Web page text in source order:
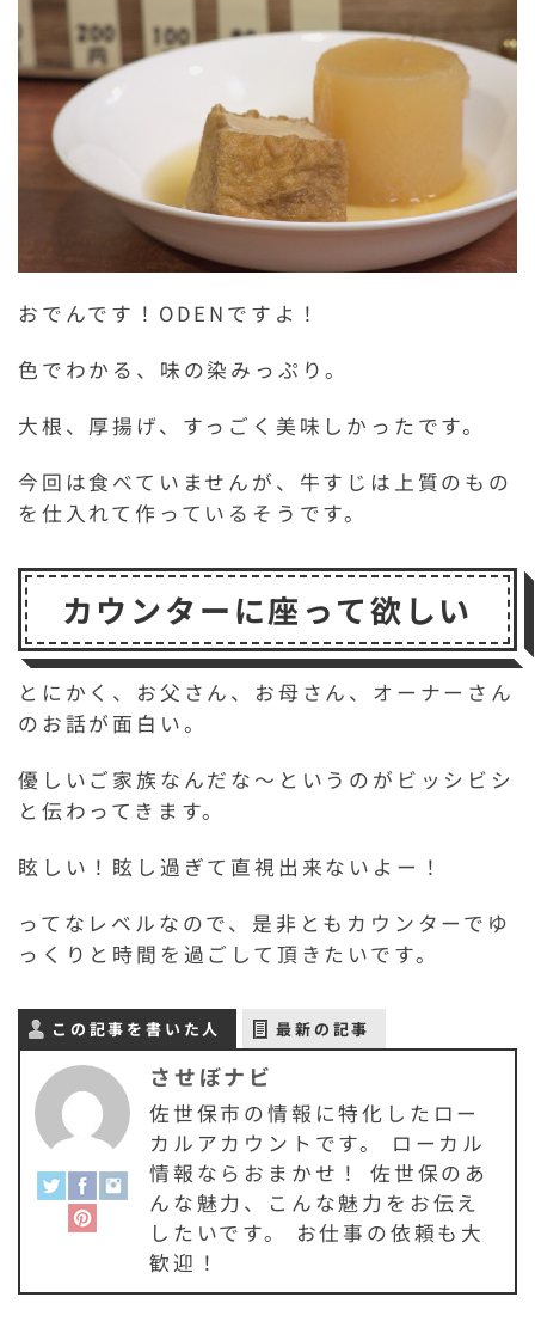
おでんです！ODENですよ！
色でわかる、味の染みっぷり。
大根、厚揚げ、すっごく美味しかったです。
今回は食べていませんが、牛すじは上質のもの
を仕入れて作っているそうです。
カウンターに座って欲しい
とにかく、お父さん、お母さん、オーナーさん
のお話が面白い。
優しいご家族なんだな～というのがビッシビシ
と伝わってきます。
眩しい！眩し過ぎて直視出来ないよー！
ってなレベルなので、是非ともカウンターでゆ
っくりと時間を過ごして頂きたいです。
この記事を書いた人 最新の記事
させぼナビ
佐世保市の情報に特化したロー
カルアカウントです。 ローカル
情報ならおまかせ！ 佐世保のあ
んな魅力、こんな魅力をお伝え
したいです。 お仕事の依頼も大
歓迎！